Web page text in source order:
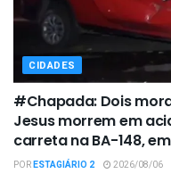
CIDADES
#Chapada: Dois
Jesus morrem em
carreta na BA-148,
PORESTAGIÁRIO 2 2026/08/06